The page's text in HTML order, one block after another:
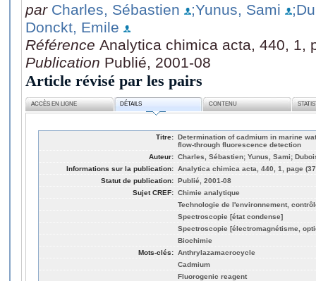
par Charles, Sébastien ;Yunus, Sami
Donckt, Emile
Référence Analytica chimica acta, 440, 1,
Publication Publié, 2001-08
Article révisé par les pairs
ACCÈS EN LIGNE DÉTAILS CONTENU
Titre: Determination of cadmium in marine
flow-through fluorescence detection
Auteur: Charles, Sébastien; Yunus, Sami;
Informations sur la publication: Analytica chimica acta, 440, 1, page
Statut de publication: Publié, 2001-08
Sujet CREF: Chimie analytique
Technologie de l'environnement,
Spectroscopie [état condense]
Spectroscopie [électromagnétisme,
Biochimie
Mots-clés: Anthrylazamacrocycle
Cadmium
Fluorogenic reagent